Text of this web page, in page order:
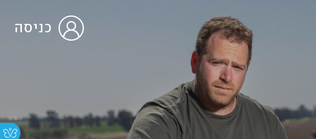
כניסה